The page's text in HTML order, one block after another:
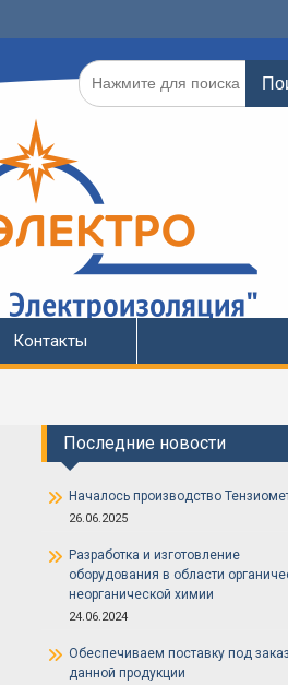
Поиск
по:
Контакты
Последние новости
Началось производство
26.06.2025
Разработка и изготовление
оборудования в области
неорганической химии
24.06.2024
Обеспечиваем поставку под заказ
данной продукции